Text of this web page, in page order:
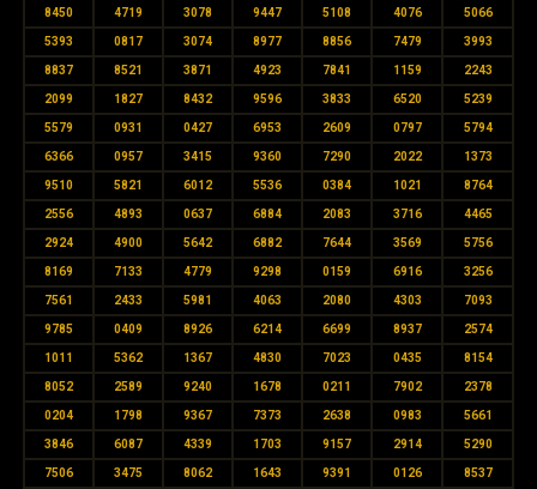
8450 4719 3078 9447 5108 4076 5066
5393 0817 3074 8977 8856 7479 3993
8837 8521 3871 4923 7841 1159 2243
2099 1827 8432 9596 3833 6520 5239
5579 0931 0427 6953 2609 0797 5794
6366 0957 3415 9360 7290 2022 1373
9510 5821 6012 5536 0384 1021 8764
2556 4893 0637 6884 2083 3716 4465
2924 4900 5642 6882 7644 3569 5756
8169 7133 4779 9298 0159 6916 3256
7561 2433 5981 4063 2080 4303 7093
9785 0409 8926 6214 6699 8937 2574
1011 5362 1367 4830 7023 0435 8154
8052 2589 9240 1678 0211 7902 2378
0204 1798 9367 7373 2638 0983 5661
3846 6087 4339 1703 9157 2914 5290
7506 3475 8062 1643 9391 0126 8537